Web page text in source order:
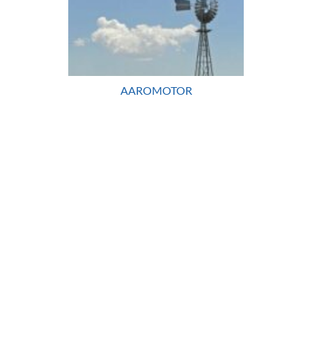
AAROMOTOR